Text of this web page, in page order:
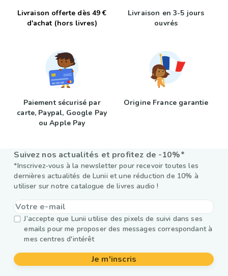
Livraison offerte dès 49 €
d'achat (hors livres)
Livraison en 3-5 jours
ouvrés
Paiement sécurisé par
carte, Paypal, Google Pay
ou Apple Pay
Origine France garantie
Suivez nos actualités et profitez de -10%*
*Inscrivez-vous à la newsletter pour recevoir toutes les
dernières actualités de Lunii et une réduction de 10% à
utiliser sur notre catalogue de livres audio !
J’accepte que Lunii utilise des pixels de suivi dans ses
emails pour me proposer des messages correspondant à
mes centres d'intérêt
Je m'inscris